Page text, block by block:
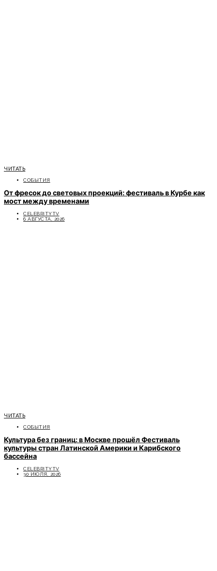
ЧИТАТЬ
СОБЫТИЯ
От фресок до световых проекций: фестиваль в Курбе как
мост между временами
CELEBRITYTV
6 АВГУСТА, 2026
ЧИТАТЬ
СОБЫТИЯ
Культура без границ: в Москве прошёл Фестиваль
культуры стран Латинской Америки и Карибского
бассейна
CELEBRITYTV
30 ИЮЛЯ, 2026